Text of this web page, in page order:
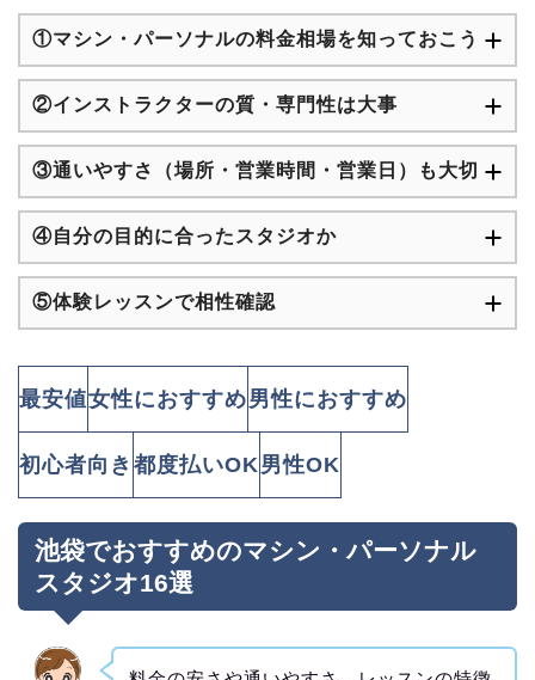
①マシン・パーソナルの料金相場を知っておこう
②インストラクターの質・専門性は大事
③通いやすさ（場所・営業時間・営業日）も大切
④自分の目的に合ったスタジオか
⑤体験レッスンで相性確認
最安値女性におすすめ男性におすすめ
初心者向き 都度払いOK男性OK
池袋でおすすめのマシン・パーソナル
スタジオ16選